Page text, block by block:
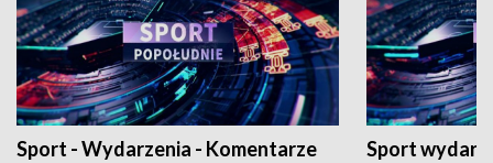
Sport - Wydarzenia - Komentarze Sport